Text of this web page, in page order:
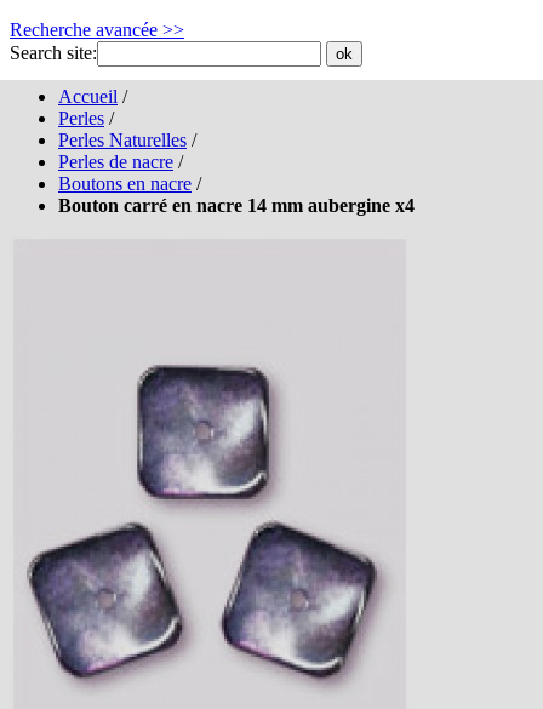
Recherche avancée >>
Search site:
ok
Accueil /
Perles /
Perles Naturelles /
Perles de nacre /
Boutons en nacre /
Bouton carré en nacre 14 mm aubergine x4